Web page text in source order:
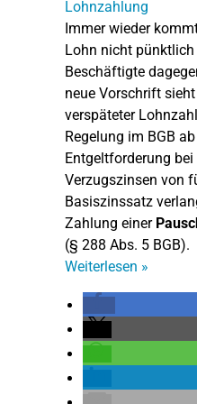
Immer wieder
Lohn nicht
Beschäftigte
neue Vorschrift
verspäteter
Regelung im BGB
Entgeltforderung
Verzugszinsen von
Basiszinssatz
Zahlung einer
(§ 288 Abs. 5 BGB).
Weiterlesen »